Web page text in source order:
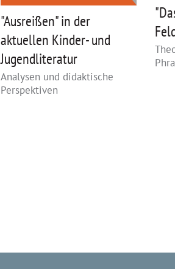
"Ausreißen" in der
aktuellen Kinder- und
Jugendliteratur
Analysen und didaktische
Perspektiven